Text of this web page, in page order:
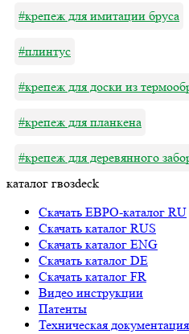
#крепеж для имитации бруса
#плинтус
#крепеж для доски из
#крепеж для планкена
#крепеж для деревянного
каталог гвозdeck
Скачать ЕВРО-каталог RU
Скачать каталог RUS
Cкачать каталог ENG
Cкачать каталог DE
Cкачать каталог FR
Видео инструкции
Патенты
Техническая документация